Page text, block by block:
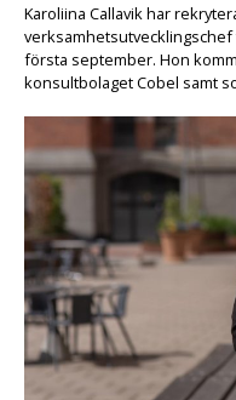
Karoliina Callavik har
första september. Hon
konsultbolaget Cobel samt